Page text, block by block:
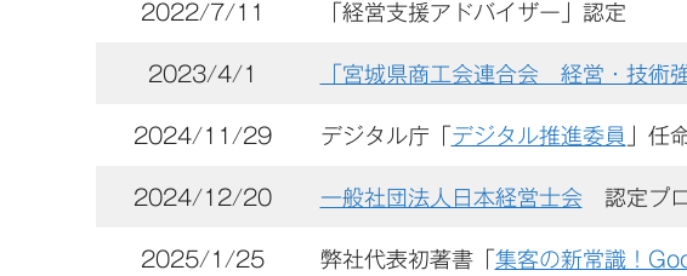
2022/7/11 「経営支援アドバイザー」認定
2023/4/1 「宮城県商工会連合会 経営・技術
2024/11/29 デジタル庁「 デジタル推進委員 」
2024/12/20 一般社団法人日本経営士会 認定プ
2025/1/25 弊社代表初著書「 集客の新常識！